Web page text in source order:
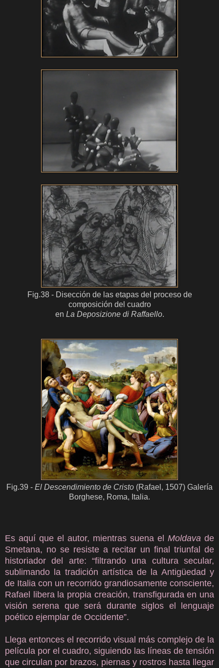
Fig.38 - Disección de las etapas del proceso de
composición del cuadro
en La Deposizione di Raffaello.
Fig.39 - El Descendimiento de Cristo (Rafael, 1507) Galería
Borghese, Roma, Italia.
Es aquí que el autor, mientras suena el Moldava de
Smetana, no se resiste a recitar un final triunfal de
historiador del arte: “filtrando una cultura secular,
sublimando la tradición artística de la Antigüedad y
de Italia con un recorrido grandiosamente consciente,
Rafael libera la propia creación, transfigurada en una
visión serena que será durante siglos el lenguaje
poético ejemplar de Occidente”.
Llega entonces el recorrido visual más complejo de la
película por el cuadro, siguiendo las líneas de tensión
que circulan por brazos, piernas y rostros hasta llegar